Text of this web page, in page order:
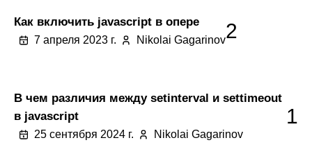
Как включить javascript в опере
7 апреля 2023 г. Nikolai Gagarinov2
В чем различия между setinterval и settimeout
в javascript
25 сентября 2024 г. Nikolai Gagarinov
1